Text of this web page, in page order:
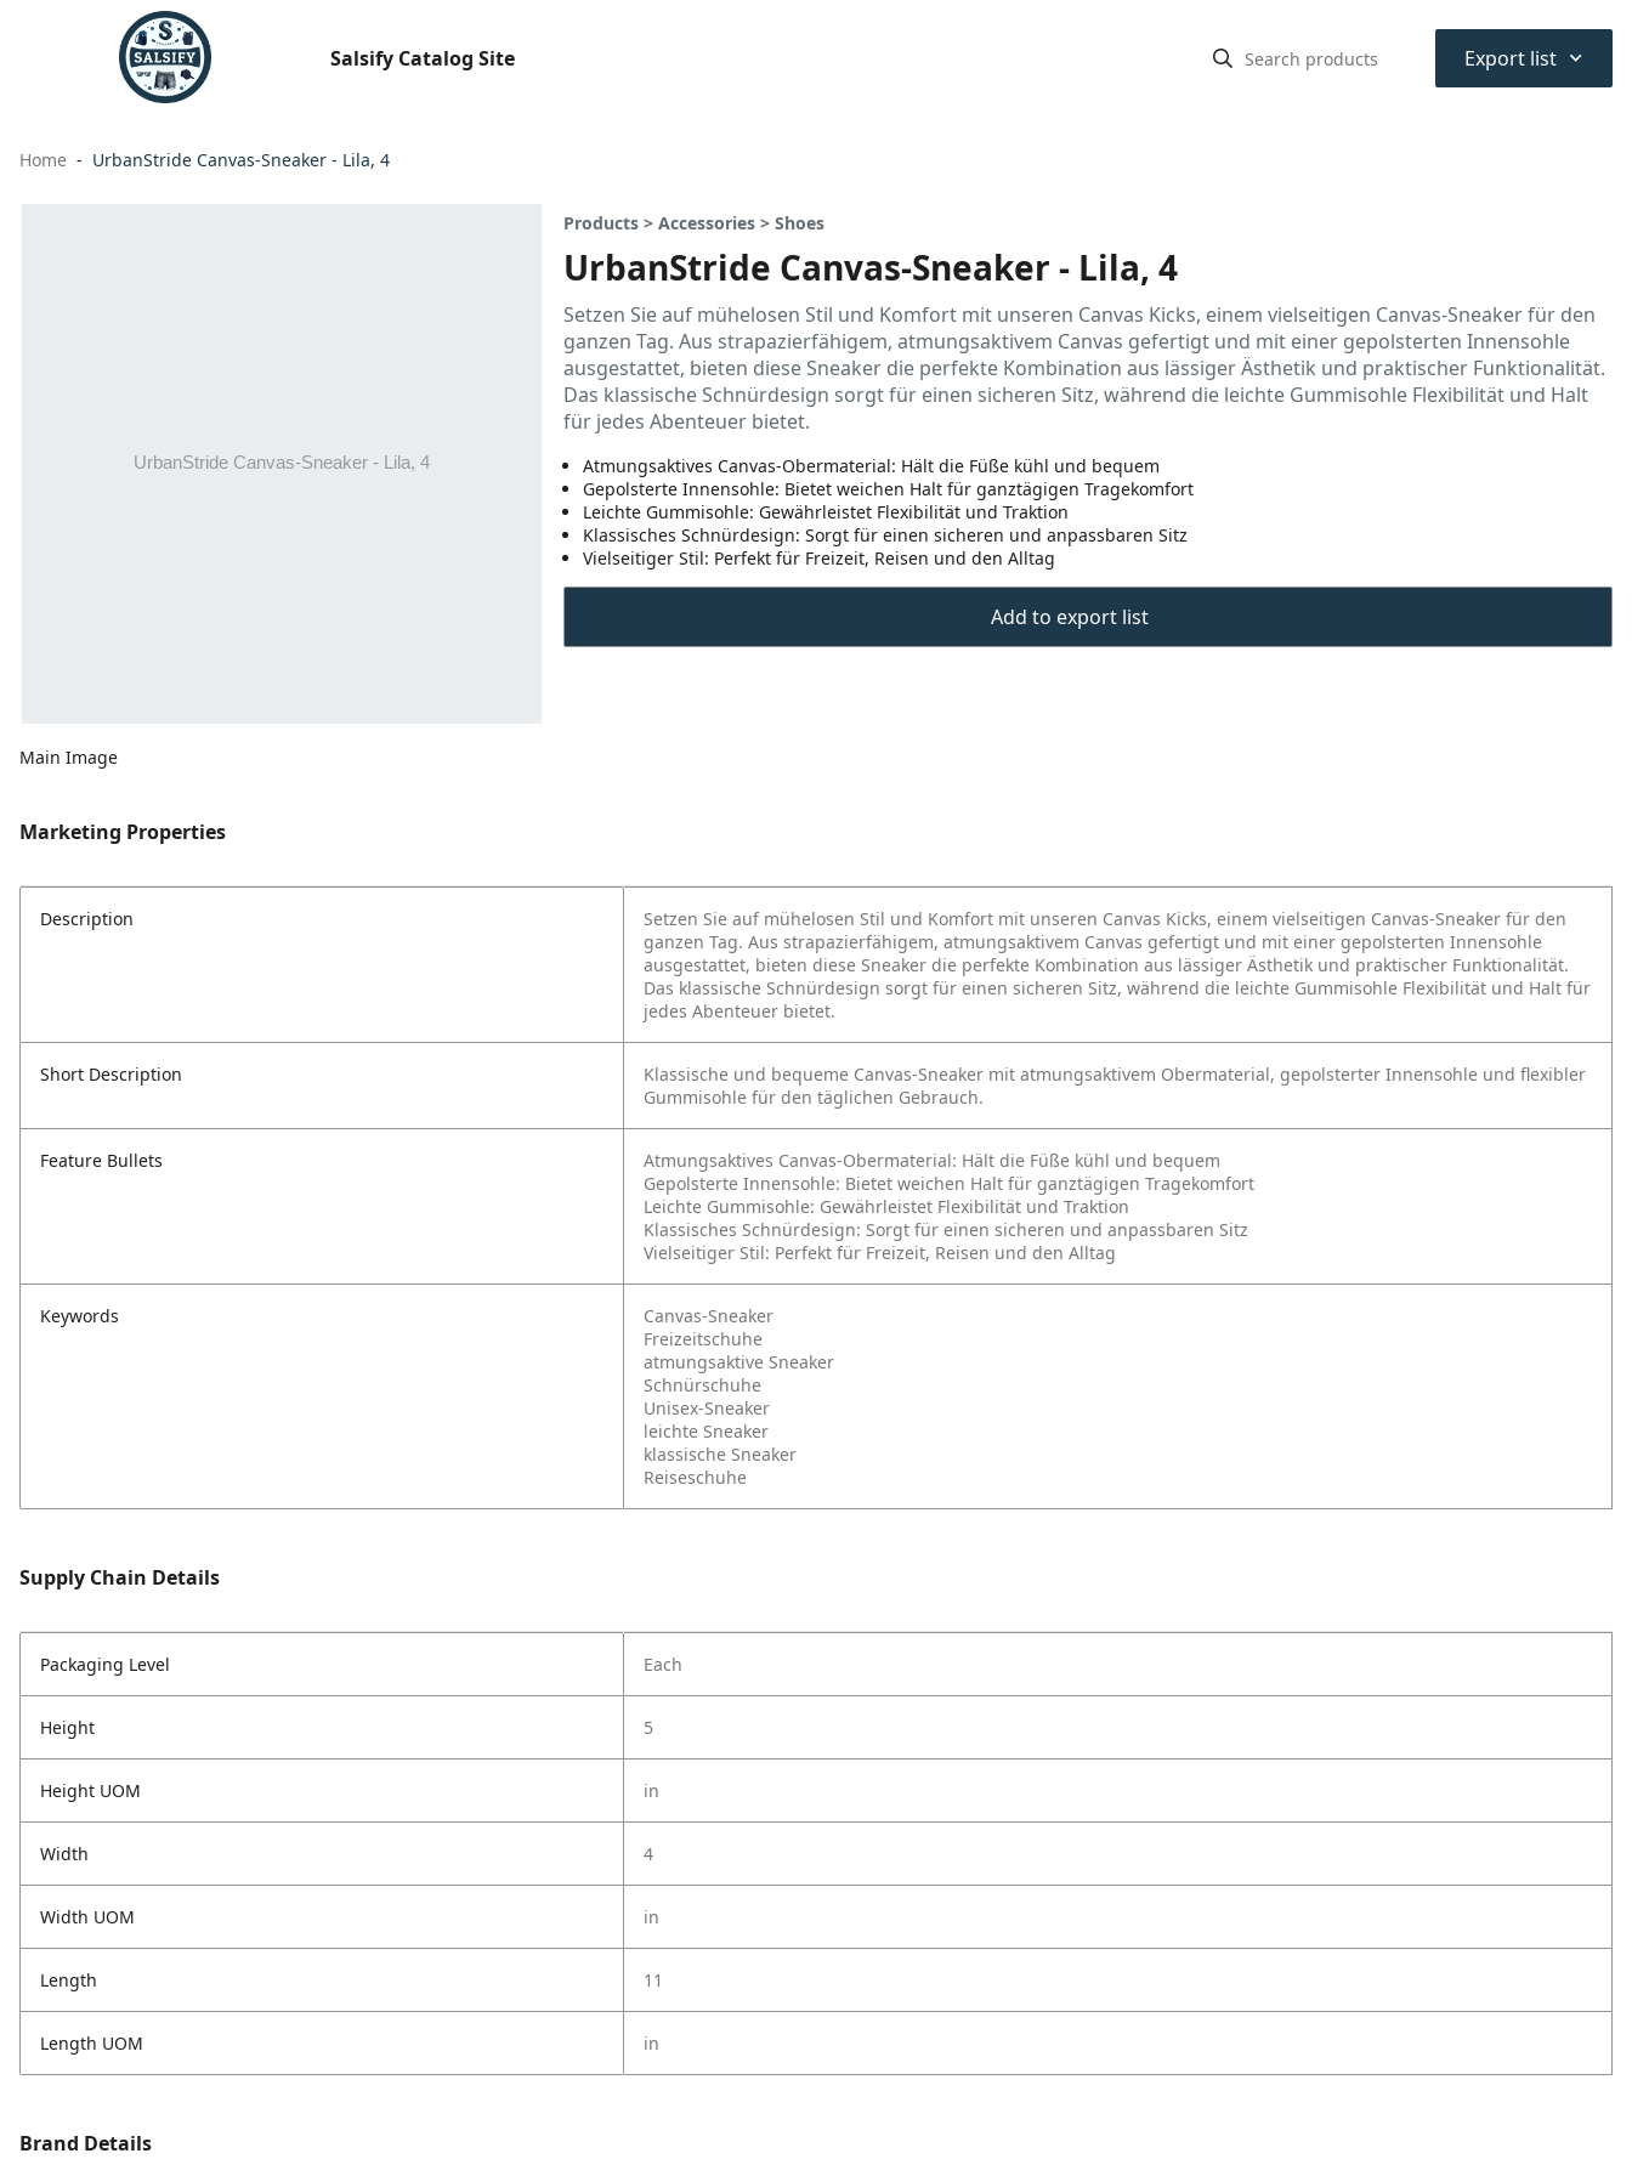
Salsify Catalog Site Export list ⌃
Home UrbanStride Canvas-Sneaker - Lila, 4
Main Image
Products > Accessories > Shoes
UrbanStride Canvas-Sneaker - Lila, 4
Setzen Sie auf mühelosen Stil und Komfort mit unseren Canvas Kicks, einem vielseitigen Canvas-Sneaker für den
ganzen Tag. Aus strapazierfähigem, atmungsaktivem Canvas gefertigt und mit einer gepolsterten Innensohle
ausgestattet, bieten diese Sneaker die perfekte Kombination aus lässiger Ästhetik und praktischer Funktionalität.
Das klassische Schnürdesign sorgt für einen sicheren Sitz, während die leichte Gummisohle Flexibilität und Halt
für jedes Abenteuer bietet.
Atmungsaktives Canvas-Obermaterial: Hält die Füße kühl und bequem
Gepolsterte Innensohle: Bietet weichen Halt für ganztägigen Tragekomfort
Leichte Gummisohle: Gewährleistet Flexibilität und Traktion
Klassisches Schnürdesign: Sorgt für einen sicheren und anpassbaren Sitz
Vielseitiger Stil: Perfekt für Freizeit, Reisen und den Alltag
Add to export list
Marketing Properties
Description
Setzen Sie auf mühelosen Stil und Komfort mit unseren Canvas Kicks, einem vielseitigen Canvas-Sneaker für den
ganzen Tag. Aus strapazierfähigem, atmungsaktivem Canvas gefertigt und mit einer gepolsterten Innensohle
ausgestattet, bieten diese Sneaker die perfekte Kombination aus lässiger Ästhetik und praktischer Funktionalität.
Das klassische Schnürdesign sorgt für einen sicheren Sitz, während die leichte Gummisohle Flexibilität und Halt für
jedes Abenteuer bietet.
Short Description
Klassische und bequeme Canvas-Sneaker mit atmungsaktivem Obermaterial, gepolsterter Innensohle und flexibler
Gummisohle für den täglichen Gebrauch.
Feature Bullets
Atmungsaktives Canvas-Obermaterial: Hält die Füße kühl und bequem
Gepolsterte Innensohle: Bietet weichen Halt für ganztägigen Tragekomfort
Leichte Gummisohle: Gewährleistet Flexibilität und Traktion
Klassisches Schnürdesign: Sorgt für einen sicheren und anpassbaren Sitz
Vielseitiger Stil: Perfekt für Freizeit, Reisen und den Alltag
Keywords
Canvas-Sneaker
Freizeitschuhe
atmungsaktive Sneaker
Schnürschuhe
Unisex-Sneaker
leichte Sneaker
klassische Sneaker
Reiseschuhe
Supply Chain Details
Packaging Level Each
Height 5
Height UOM in
Width 4
Width UOM in
Length 11
Length UOM in
Brand Details